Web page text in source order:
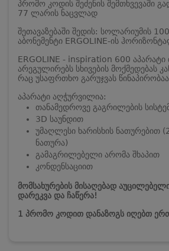
პრომო კოდის შეძენის შემთხვევაში
77 ლარის ნაცვლად
შეთავაზებაში შედის: სოლარიუმის
აბონემენტი ERGOLINE-ის
ERGOLINE - inspiration 600 აპარატი
არეგულირებს სხივების მოქმედებას
რაც უსაფრთხო გარუჯვას
აპარატი აღჭურვილია:
თანამედროვე გაგრილების
3D საუნდით
უმაღლესი ხარისხის ნათურებით
ნათურა)
გამაგრილებელი არომა შხაპით
კონდენსაციით
მომსახურების მისაღებად
დარეკვა და ჩაწერა!
1 პრომო კოდით დანაზოგს იღებთ